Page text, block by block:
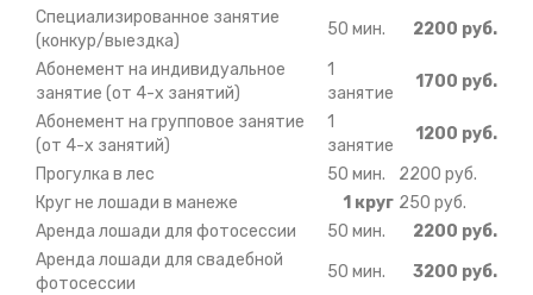
Специализированное занятие
(конкур/выездка)
50 мин.
2200 руб.
Абонемент на индивидуальное
занятие (от 4-х занятий)
1
занятие
1700 руб.
Абонемент на групповое занятие
(от 4-х занятий)
1
занятие
1200 руб.
Прогулка в лес
50 мин.
2200 руб.
Круг не лошади в манеже
1 круг 250 руб.
Аренда лошади для фотосессии
50 мин.
2200 руб.
Аренда лошади для свадебной
фотосессии
50 мин.
3200 руб.